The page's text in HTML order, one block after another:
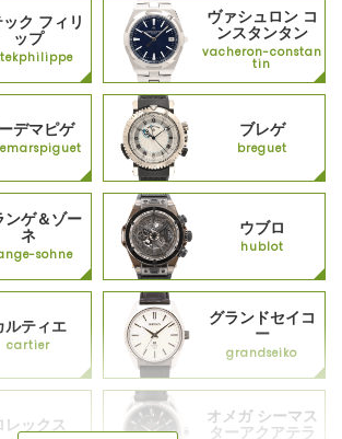
ク フィリ
ップ
ヴァシュロン コ
ンスタンタン
vacheron-constan
tin
デマピゲ
ブレゲ
breguet
ンゲ＆ゾー
ネ
sohne
ウブロ
hublot
ルティエ
cartier
グランドセイコ
ー
grandseiko
レックス
オメガ シーマス
ターアクアテラ